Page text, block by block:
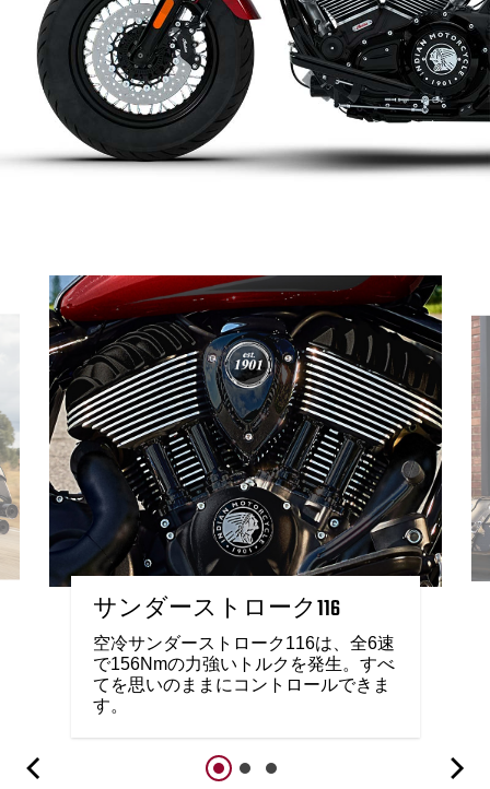
サンダーストローク116
空冷サンダーストローク116は、全6速
で156Nmの力強いトルクを発生。すべ
てを思いのままにコントロールできま
す。